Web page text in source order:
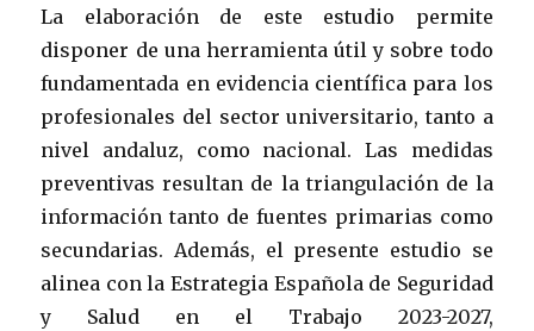
La elaboración de este estudio permite
disponer de una herramienta útil y sobre todo
fundamentada en evidencia científica para los
profesionales del sector universitario, tanto a
nivel andaluz, como nacional. Las medidas
preventivas resultan de la triangulación de la
información tanto de fuentes primarias como
secundarias. Además, el presente estudio se
alinea con la Estrategia Española de Seguridad
y Salud en el Trabajo 2023-2027,